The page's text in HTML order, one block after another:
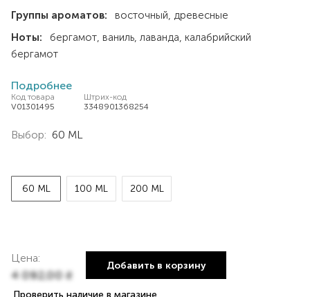
Группы ароматов:
восточный древесные
Ноты:
бергамот ваниль лаванда
бергамот
Подробнее
Код товара
V01301495
Штрих-код
3348901368254
Выбор: 60 ML
60 ML 100 ML 200 ML
Цена:
4 092,00 ₴
Добавить в корзину
Проверить наличие в магазине